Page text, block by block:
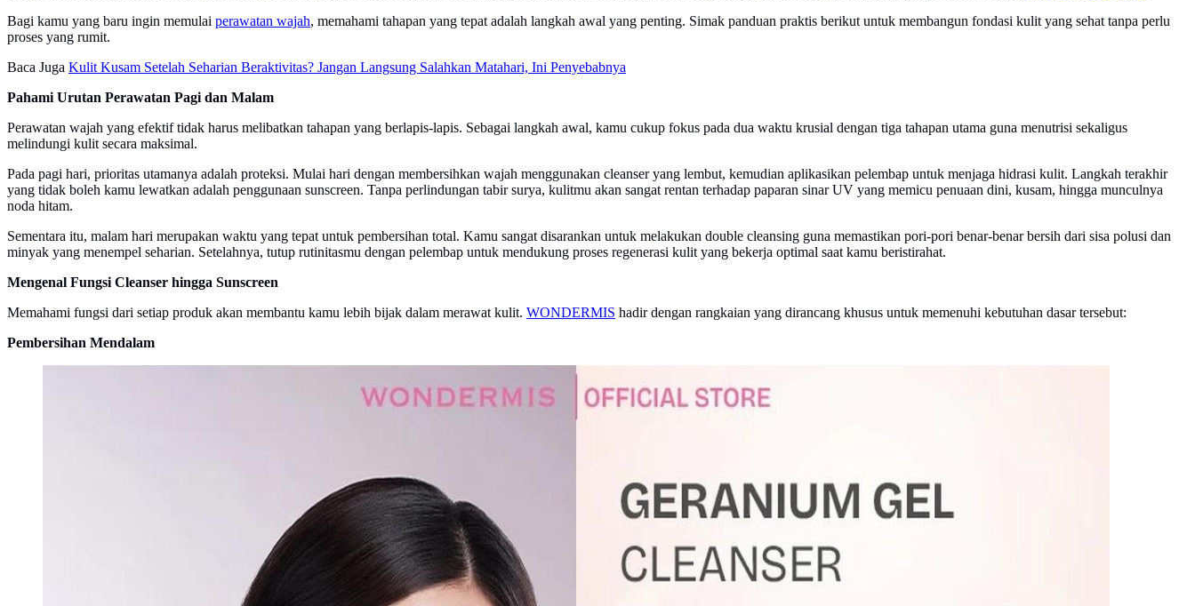
Bagi kamu yang baru ingin memulai perawatan wajah, memahami tahapan yang tepat adalah langkah awal yang penting. Simak panduan praktis berikut untuk membangun fondasi kulit yang sehat tanpa perlu
proses yang rumit.
Baca Juga Kulit Kusam Setelah Seharian Beraktivitas? Jangan Langsung Salahkan Matahari, Ini Penyebabnya
Pahami Urutan Perawatan Pagi dan Malam
Perawatan wajah yang efektif tidak harus melibatkan tahapan yang berlapis-lapis. Sebagai langkah awal, kamu cukup fokus pada dua waktu krusial dengan tiga tahapan utama guna menutrisi sekaligus
melindungi kulit secara maksimal.
Pada pagi hari, prioritas utamanya adalah proteksi. Mulai hari dengan membersihkan wajah menggunakan cleanser yang lembut, kemudian aplikasikan pelembap untuk menjaga hidrasi kulit. Langkah terakhir
yang tidak boleh kamu lewatkan adalah penggunaan sunscreen. Tanpa perlindungan tabir surya, kulitmu akan sangat rentan terhadap paparan sinar UV yang memicu penuaan dini, kusam, hingga munculnya
noda hitam.
Sementara itu, malam hari merupakan waktu yang tepat untuk pembersihan total. Kamu sangat disarankan untuk melakukan double cleansing guna memastikan pori-pori benar-benar bersih dari sisa polusi dan
minyak yang menempel seharian. Setelahnya, tutup rutinitasmu dengan pelembap untuk mendukung proses regenerasi kulit yang bekerja optimal saat kamu beristirahat.
Mengenal Fungsi Cleanser hingga Sunscreen
Memahami fungsi dari setiap produk akan membantu kamu lebih bijak dalam merawat kulit. WONDERMIS hadir dengan rangkaian yang dirancang khusus untuk memenuhi kebutuhan dasar tersebut:
Pembersihan Mendalam